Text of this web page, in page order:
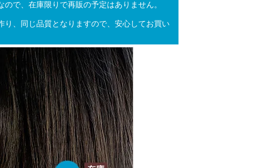
で、在庫限りで再販の予定はありません。
、同じ品質となりますので、安心してお買い